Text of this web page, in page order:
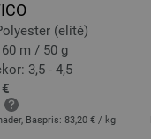
(elité)
m / 50 g
3,5 - 4,5
Baspris: 83,20 € / kg